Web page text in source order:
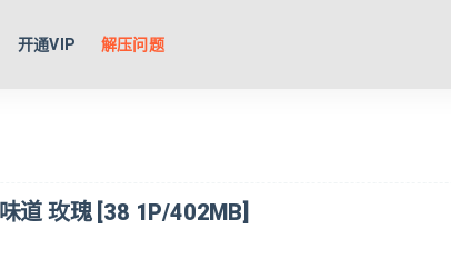
开通VIP 解压问题
道 玫瑰 [38 1P/402MB]